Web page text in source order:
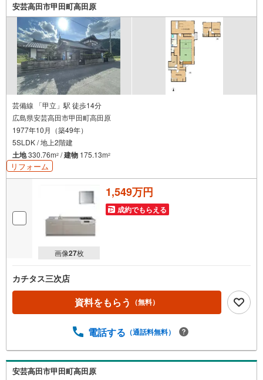
安芸高田市甲田町高田原
芸備線 「甲立」駅 徒歩14分
広島県安芸高田市甲田町高田原
1977年10月（築49年）
5SLDK / 地上2階建
土地330.76m2 /建物 175.13m2
リフォーム
画像27枚
1,549万円
成約でもらえる
カチタス三次店
資料をもらう （無料）
電話する （通話料無料）
安芸高田市甲田町高田原